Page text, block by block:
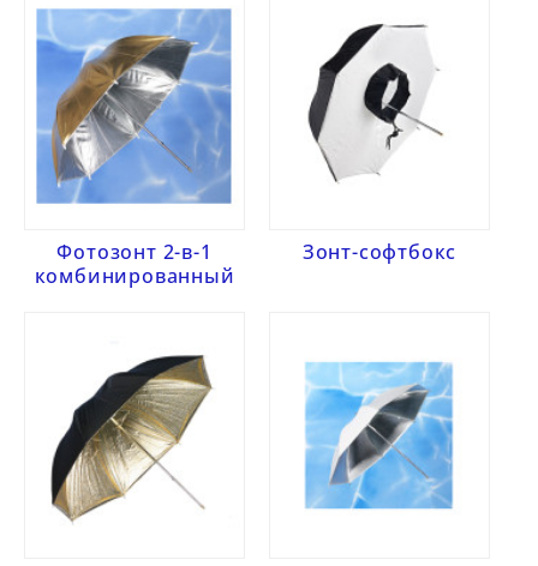
Фотозонт 2-в-1
комбинированный
Зонт-софтбокс